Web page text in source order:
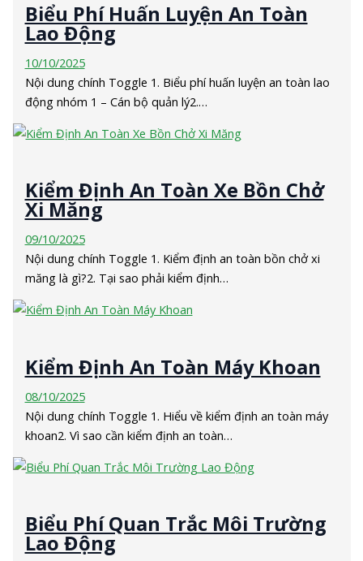
Biểu Phí Huấn Luyện An Toàn
Lao Động
10/10/2025
Nội dung chính Toggle 1. Biểu phí huấn luyện an toàn lao
động nhóm 1 – Cán bộ quản lý2.…
Kiểm Định An Toàn Xe Bồn Chở
Xi Măng
09/10/2025
Nội dung chính Toggle 1. Kiểm định an toàn bồn chở xi
măng là gì?2. Tại sao phải kiểm định…
Kiểm Định An Toàn Máy Khoan
08/10/2025
Nội dung chính Toggle 1. Hiểu về kiểm định an toàn máy
khoan2. Vì sao cần kiểm định an toàn…
Biểu Phí Quan Trắc Môi Trường
Lao Động